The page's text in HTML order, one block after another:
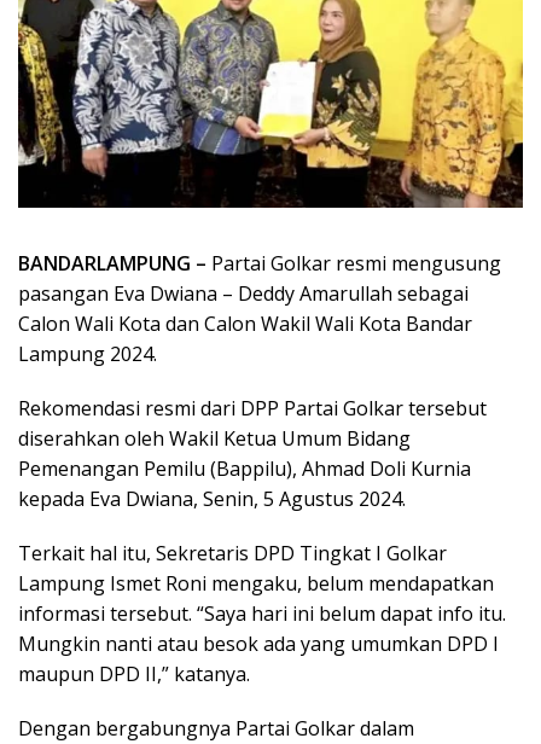
BANDARLAMPUNG – Partai Golkar resmi mengusung
pasangan Eva Dwiana – Deddy Amarullah sebagai
Calon Wali Kota dan Calon Wakil Wali Kota Bandar
Lampung 2024.
Rekomendasi resmi dari DPP Partai Golkar tersebut
diserahkan oleh Wakil Ketua Umum Bidang
Pemenangan Pemilu (Bappilu), Ahmad Doli Kurnia
kepada Eva Dwiana, Senin, 5 Agustus 2024.
Terkait hal itu, Sekretaris DPD Tingkat I Golkar
Lampung Ismet Roni mengaku, belum mendapatkan
informasi tersebut. “Saya hari ini belum dapat info itu.
Mungkin nanti atau besok ada yang umumkan DPD I
maupun DPD II,” katanya.
Dengan bergabungnya Partai Golkar dalam